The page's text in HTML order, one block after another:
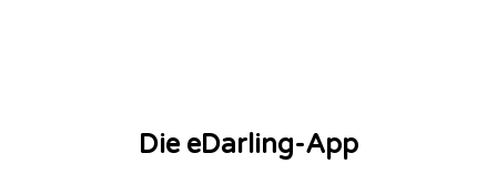
Die eDarling-App